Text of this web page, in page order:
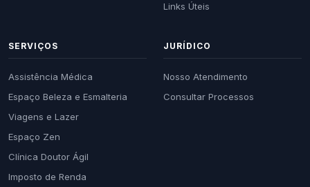
Links Úteis
SERVIÇOS
Assistência Médica
Espaço Beleza e Esmalteria
Viagens e Lazer
Espaço Zen
Clínica Doutor Ágil
Imposto de Renda
JURÍDICO
Nosso Atendimento
Consultar Processos